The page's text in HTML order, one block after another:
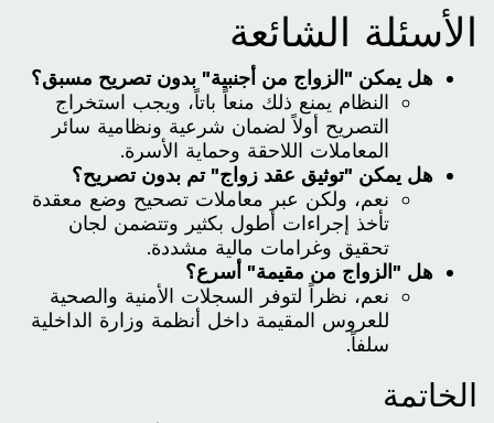
الأسئلة الشائعة
هل يمكن "الزواج من أجنبية" بدون تصريح مسبق؟
النظام يمنع ذلك منعاً باتاً، ويجب استخراج
التصريح أولاً لضمان شرعية ونظامية سائر
المعاملات اللاحقة وحماية الأسرة.
هل يمكن "توثيق عقد زواج" تم بدون تصريح؟
نعم، ولكن عبر معاملات تصحيح وضع معقدة
تأخذ إجراءات أطول بكثير وتتضمن لجان
تحقيق وغرامات مالية مشددة.
هل "الزواج من مقيمة" أسرع؟
نعم، نظراً لتوفر السجلات الأمنية والصحية
للعروس المقيمة داخل أنظمة وزارة الداخلية
سلفاً.
الخاتمة